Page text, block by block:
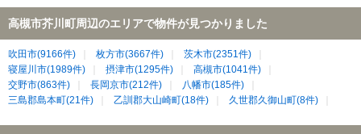
高槻市芥川町周辺のエリアで物件が見つかりました
吹田市(9166件) 枚方市(3667件)
茨木市(2351件)
寝屋川市(1989件)
摂津市(1295件)
高槻市(1041件)
交野市(863件)
長岡京市(212件)
八幡市(185件)
三島郡島本町(21件)
乙訓郡大山崎町(18件) 久世郡久御山町(8件)